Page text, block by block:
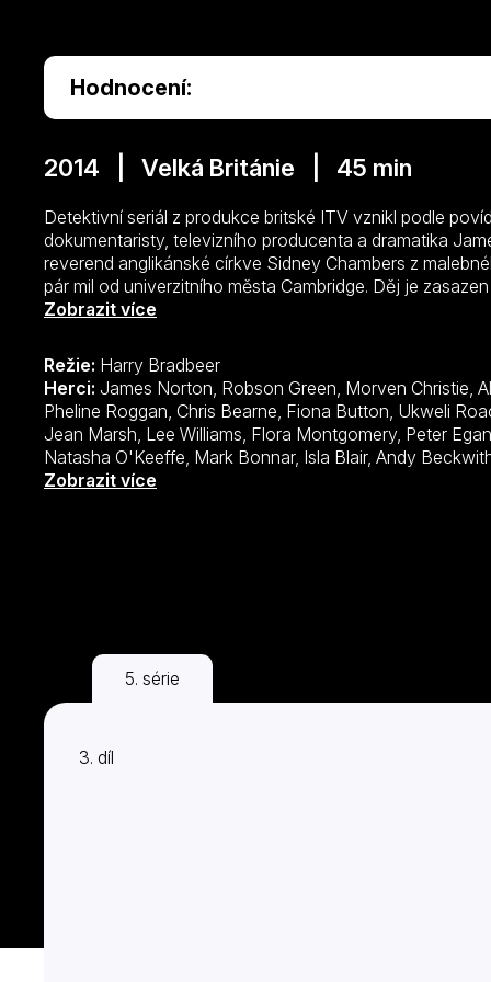
Hodnocení:
2014 | Velká Británie | 45 min
Detektivní seriál z produkce britské ITV vznikl podle
dokumentaristy, televizního producenta a dramatika
reverend anglikánské církve Sidney Chambers z
pár mil od univerzitního města Cambridge. Děj je
poněkud nekonvenční vikář se slabostí pro jazz a
vyšetřování zločinu a spojí síly s místním policejním
si přes počáteční nedůvěru padnou do noty a při
reverenda Chamberse v seriálu ztvárnil James Norton,
filmové tvorby (Šťastné údolí, Vojna a mír, Smrt přichází
inspektora Keatinga vystupuje méně známý, ale
Green. Dosud v letech 2014–2017 vznikly tři šestidílné
potvrdila, že se hrdinové brzy vrátí v řadě čtvrté.
Zobrazit více
Režie: Harry Bradbeer
Herci:
Zobrazit více
5. série
3. díl